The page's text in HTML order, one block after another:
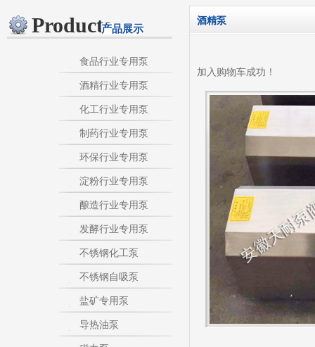
2015年5月21日酒泵百度排名上升
淀粉泵|卫生泵|卫生级自吸泵|淀粉旋流器|不
不锈钢自吸泵|不锈钢化工泵|酒泵|酒精泵|淀
热烈庆祝：我司与天长市千秋在线网络服务有限公
Products产品展示
食品行业专用泵
酒精行业专用泵
化工行业专用泵
制药行业专用泵
环保行业专用泵
淀粉行业专用泵
酿造行业专用泵
发酵行业专用泵
不锈钢化工泵
不锈钢自吸泵
盐矿专用泵
导热油泵
酒精泵
加入购物车成功！